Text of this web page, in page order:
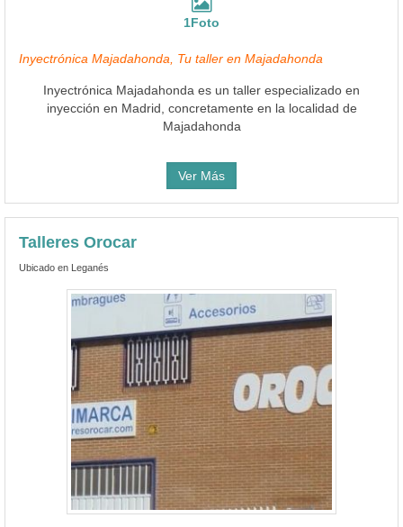
1Foto
Inyectrónica Majadahonda, Tu taller en Majadahonda
Inyectrónica Majadahonda es un taller especializado en
inyección en Madrid, concretamente en la localidad de
Majadahonda
Ver Más
Talleres Orocar
Ubicado en Leganés